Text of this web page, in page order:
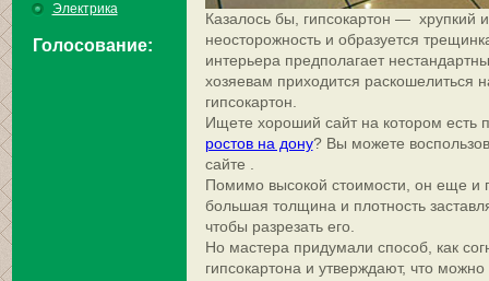
Электрика
Голосование:
Казалось бы, гипсокартон — хрупкий
неосторожность и образуется
интерьера предполагает
хозяевам приходится раскошелиться
гипсокартон.
Ищете хороший сайт на котором есть
ростов на дону? Вы можете
сайте .
Помимо высокой стоимости, он еще и
большая толщина и плотность
чтобы разрезать его.
Но мастера придумали способ, как
гипсокартона и утверждают, что